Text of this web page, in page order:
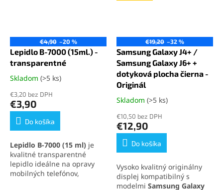
€4,90 –20 %
Lepidlo B-7000 (15ml.) -
transparentné
Priemerné
produktu
je
5,0
hviezdičiek.
Skladom (>5 ks)
€3,20 bez DPH
€3,90
Do košíka
Lepidlo B-7000 (15 ml) je
kvalitné transparentné
lepidlo ideálne na opravy
mobilných telefónov,
€19,20 –32 %
Samsung Galaxy J4+ /
Samsung Galaxy J6+ +
dotyková plocha čierna -
Originál
Priemerné
produktu
je
4,8
hviezdičiek.
Skladom (>5 ks)
€10,50 bez DPH
€12,90
Do košíka
Vysoko kvalitný originálny
displej kompatibilný s
modelmi Samsung Galaxy